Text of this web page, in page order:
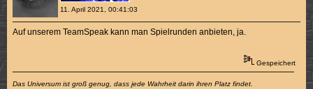
11. April 2021, 00:41:03
Auf unserem TeamSpeak kann man Spielrunden anbieten, ja.
Gespeichert
Das Universum ist groß genug, dass jede Wahrheit darin ihren Platz findet.